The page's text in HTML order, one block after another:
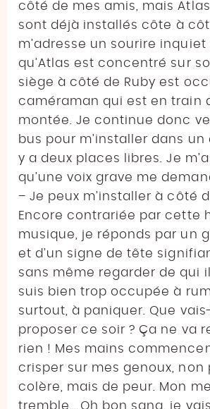
côté de mes amis, mais
sont déjà installés côte à
m’adresse un sourire inquiet
qu’Atlas est concentré sur
siège à côté de Ruby est
caméraman qui est en train
montée. Je continue donc
bus pour m’installer dans un
y a deux places libres. Je
qu’une voix grave me
– Je peux m’installer à côté
Encore contrariée par cette
musique, je réponds par un
et d’un signe de tête
sans même regarder de qui il
suis bien trop occupée à
surtout, à paniquer. Que
proposer ce soir ? Ça ne va
rien ! Mes mains
crisper sur mes genoux, non
colère, mais de peur. Mon
tremble… Oh bon sang, je